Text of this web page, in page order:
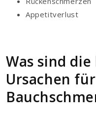
Appetitverlust
Was sind
Ursachen für